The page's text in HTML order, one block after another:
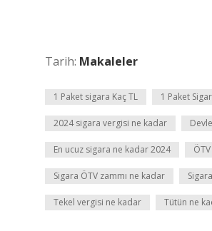
Tarih: Makaleler
1 Paket sigara Kaç TL 1 Paket
2024 sigara vergisi ne kadar
En ucuz sigara ne kadar 2024
Sigara ÖTV zammı ne kadar
Tekel vergisi ne kadar Tütün ne